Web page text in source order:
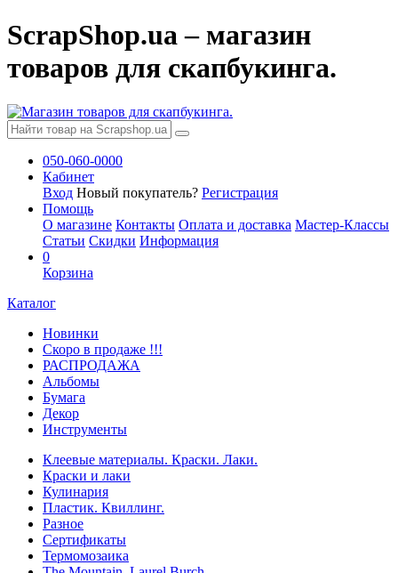
ScrapShop.ua – магазин
товаров для скапбукинга.
050-060-0000
Кабинет
Вход Новый покупатель? Регистрация
Помощь
О магазине Контакты Оплата и доставка Мастер-Классы
Статьи Скидки Информация
0
Корзина
Каталог
Новинки
Скоро в продаже !!!
РАСПРОДАЖА
Альбомы
Бумага
Декор
Инструменты
Клеевые материалы. Краски. Лаки.
Краски и лаки
Кулинария
Пластик. Квиллинг.
Разное
Сертификаты
Термомозаика